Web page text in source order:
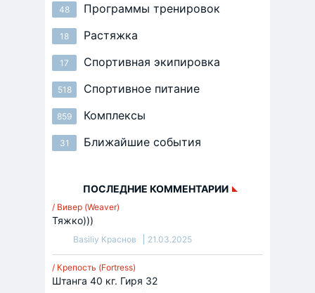
48 Программы тренировок
18 Растяжка
17 Спортивная экипировка
518 Спортивное питание
859 Комплексы
31 Ближайшие события
ПОСЛЕДНИЕ КОММЕНТАРИИ
/ Вивер (Weaver)
Тяжко)))
Basiliy Краснов 21.03.2025
/ Крепость (Fortress)
Штанга 40 кг. Гиря 32